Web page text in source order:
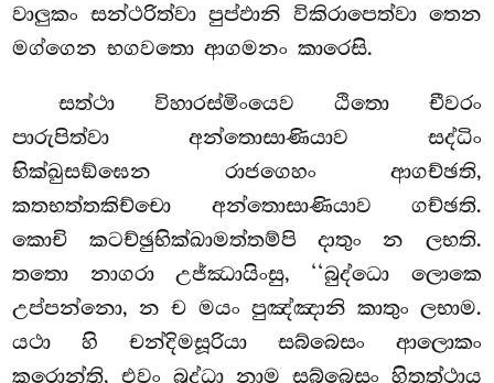
වාලුකං සන්ථරිත්වා පුප්ඵානි විකිරාපෙත්වා තෙන
මග්ගෙන භගවතො ආගමනං කාරෙසි.
සත්ථා විහාරස්මිංයෙව ඨිතො චීවරං
පාරුපිත්වා අන්තොසාණියාව සද්ධිං
භික්ඛුසඞ්ඝෙන රාජගෙහං ආගච්ඡති,
කතභත්තකිච්චො අන්තොසාණියාව ගච්ඡති.
කොචි කටච්ඡුභික්ඛාමත්තම්පි දාතුං න ලභති.
තතො නාගරා උජ්ඣායිංසු, ‘‘බුද්ධො ලොකෙ
උප්පන්නො, න ච මයං පුඤ්ඤානි කාතුං ලභාම.
යථා හි චන්දිමසූරියා සබ්බෙසං ආලොකං
කරොන්ති, එවං බුද්ධා නාම සබ්බෙසං හිතත්ථාය